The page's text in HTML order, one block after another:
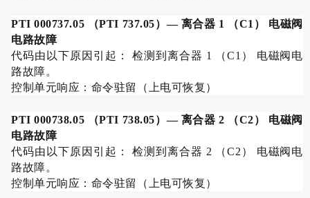
PTI 000737.05 （PTI 737.05）— 离合器 1 （C1 ） 电磁阀
电路故障
代码由以下原因引起： 检测到离合器 1 （C1 ） 电磁阀电
路故障。
控制单元响应：命令驻留（上电可恢复）
PTI 000738.05 （PTI 738.05）— 离合器 2 （C2） 电磁阀
电路故障
代码由以下原因引起： 检测到离合器 2 （C2 ） 电磁阀电
路故障。
控制单元响应：命令驻留（上电可恢复）